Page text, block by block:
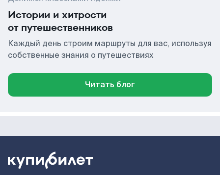
Истории и хитрости
от путешественников
Каждый день строим маршруты для вас, используя
собственные знания о путешествиях
Читать блог